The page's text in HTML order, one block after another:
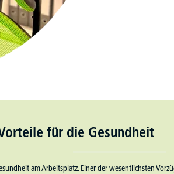
für die Gesundheit
am Arbeitsplatz. Einer der wesentlichsten